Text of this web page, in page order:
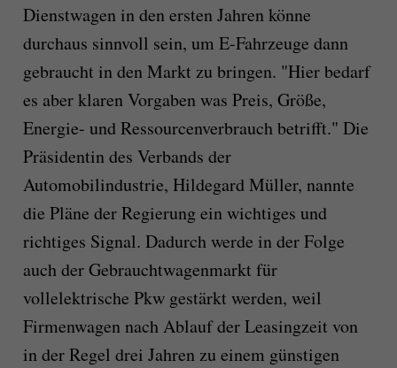
Dienstwagen in den ersten Jahren könne
durchaus sinnvoll sein, um E-Fahrzeuge dann
gebraucht in den Markt zu bringen. "Hier bedarf
es aber klaren Vorgaben was Preis, Größe,
Energie- und Ressourcenverbrauch betrifft." Die
Präsidentin des Verbands der
Automobilindustrie, Hildegard Müller, nannte
die Pläne der Regierung ein wichtiges und
richtiges Signal. Dadurch werde in der Folge
auch der Gebrauchtwagenmarkt für
vollelektrische Pkw gestärkt werden, weil
Firmenwagen nach Ablauf der Leasingzeit von
in der Regel drei Jahren zu einem günstigen